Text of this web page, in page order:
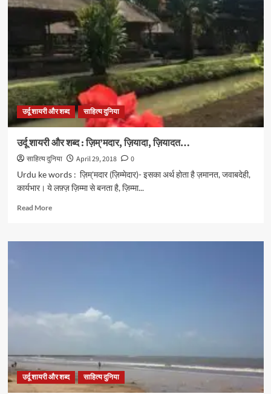
शब्द
:
क़मर,
कमर
और
अरूज़..
उर्दू शायरी और शब्द साहित्य दुनिया
उर्दू शायरी और शब्द : ज़िम्’मदार, ज़ियादा, ज़ियादत…
साहित्य दुनिया April 29, 2018
0
Urdu ke words : ज़िम्'मदार (ज़िम्मेदार)- इसका अर्थ होता है ज़मानत, जवाबदेही,
कार्यभार। ये लफ़्ज़ ज़िम्मा से बनता है, ज़िम्मा...
Read MoreRead
उर्दू
उर्दू शायरी और शब्द साहित्य दुनिया